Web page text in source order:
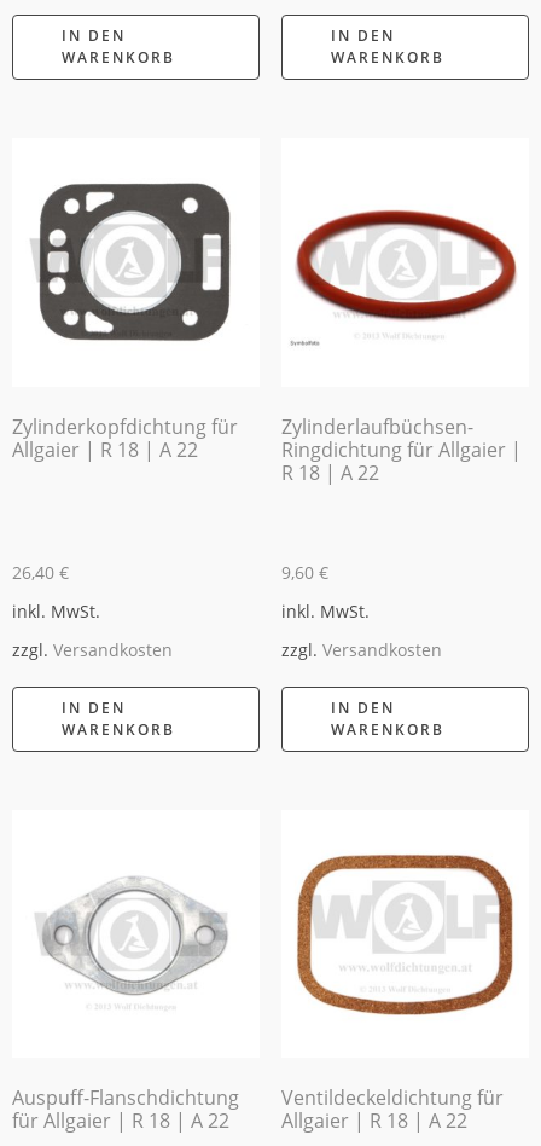
IN DEN
WARENKORB
IN DEN
WARENKORB
Zylinderkopfdichtung für
Allgaier | R 18 | A 22
26,40 €
inkl. MwSt.
zzgl. Versandkosten
IN DEN
WARENKORB
Zylinderlaufbüchsen-
Ringdichtung für Allgaier |
R 18 | A 22
9,60 €
inkl. MwSt.
zzgl. Versandkosten
IN DEN
WARENKORB
Auspuff-Flanschdichtung
für Allgaier | R 18 | A 22
Ventildeckeldichtung für
Allgaier | R 18 | A 22